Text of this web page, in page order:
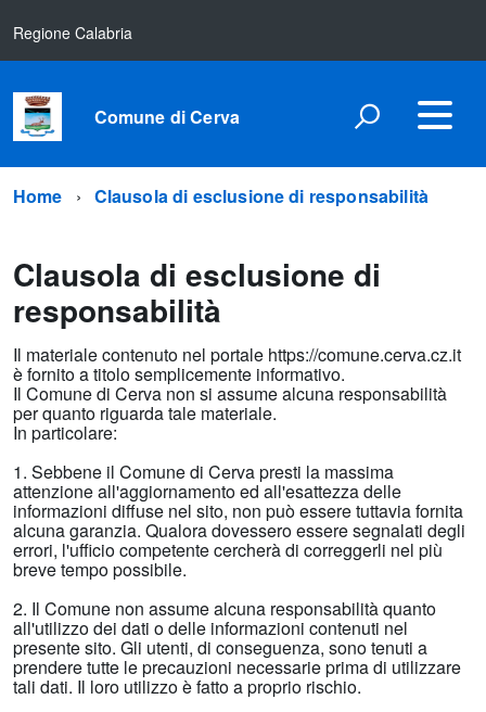
Regione Calabria
Comune di Cerva
Home Clausola di esclusione di responsabilità
Clausola di esclusione di
responsabilità
Il materiale contenuto nel portale https://comune.cerva.cz.it
è fornito a titolo semplicemente informativo.
Il Comune di Cerva non si assume alcuna responsabilità
per quanto riguarda tale materiale.
In particolare:
1. Sebbene il Comune di Cerva presti la massima
attenzione all'aggiornamento ed all'esattezza delle
informazioni diffuse nel sito, non può essere tuttavia fornita
alcuna garanzia. Qualora dovessero essere segnalati degli
errori, l'ufficio competente cercherà di correggerli nel più
breve tempo possibile.
2. Il Comune non assume alcuna responsabilità quanto
all'utilizzo dei dati o delle informazioni contenuti nel
presente sito. Gli utenti, di conseguenza, sono tenuti a
prendere tutte le precauzioni necessarie prima di utilizzare
tali dati. Il loro utilizzo è fatto a proprio rischio.